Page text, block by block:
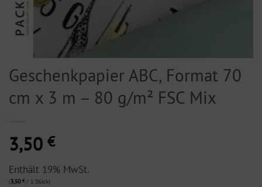
Geschenkpapier ABC, Format 70
cm x 3 m – 80 g/m² FSC Mix
3,50 €
Enthält 19% MwSt.
(3,50 €/ 1 Stück)